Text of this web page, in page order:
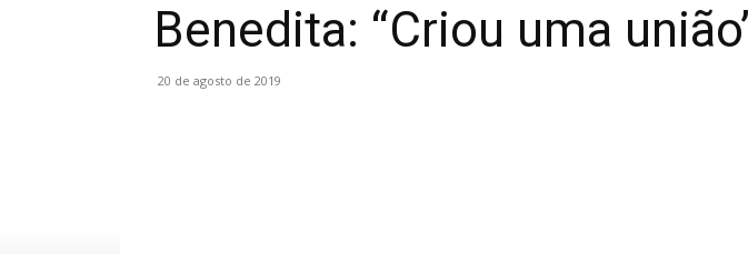
Benedita: “Criou uma
20 de agosto de 2019